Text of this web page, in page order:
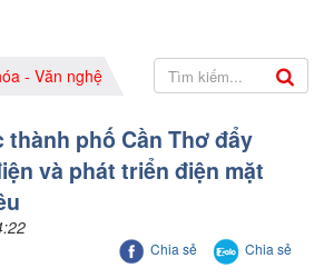
- Văn nghệ
phố Cần Thơ đẩy
và phát triển điện mặt
Chia sẻ Chia sẻ